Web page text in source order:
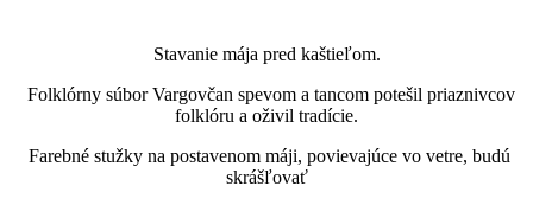
Stavanie mája pred kaštieľom.
Folklórny súbor Vargovčan spevom a tancom potešil priaznivcov
folklóru a oživil tradície.
Farebné stužky na postavenom máji, povievajúce vo vetre, budú
skrášľovať